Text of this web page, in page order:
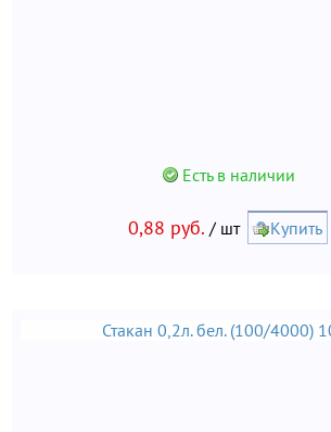
Есть в наличии
0,88 руб. / шт Купить
Стакан 0,2л. бел. (100/4000)